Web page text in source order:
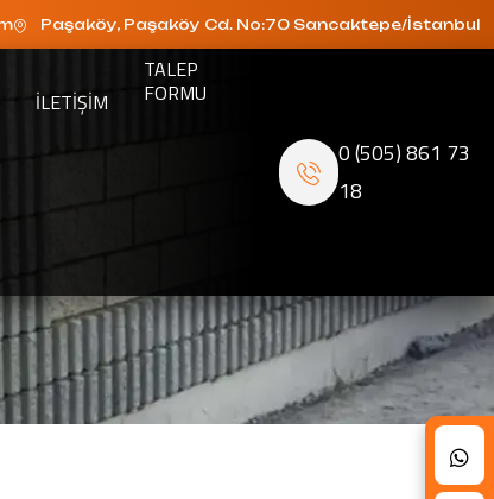
Paşaköy, Paşaköy Cd. No:70 Sancaktepe/İstanbul
ILETIŞIM
TALEP
FORMU
0 (505) 861 73
18